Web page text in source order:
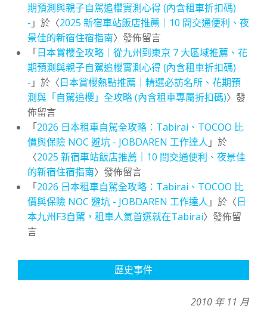
期預測與親子自駕追櫻實測心得 (內含租車折扣碼)
- 」於〈2025 新宿車站飯店推薦｜10 間交通便利、夜
景佳的新宿住宿指南〉發佈留言
「日本賞櫻全攻略｜從九州到東京 7 大區域推薦、花
期預測與親子自駕追櫻實測心得 (內含租車折扣碼)
- 」於〈日本賞櫻熱點推薦｜精選必訪名所、花期預
測與「自駕追櫻」全攻略 (內含租車專屬折扣碼)〉發
佈留言
「2026 日本租車自駕全攻略：Tabirai、TOCOO 比
價與保險 NOC 避坑 - JOBDAREN 工作達人 」於
〈2025 新宿車站飯店推薦｜10 間交通便利、夜景佳
的新宿住宿指南〉發佈留言
「2026 日本租車自駕全攻略：Tabirai、TOCOO 比
價與保險 NOC 避坑 - JOBDAREN 工作達人 」於〈日
本九州F3自駕，租車人氣首選就在Tabirai〉發佈留
言
歷史事件
2010 年 11 月